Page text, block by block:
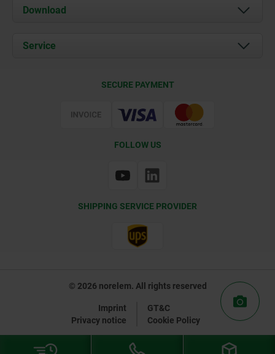
About us
Contact
Download
Service
SECURE PAYMENT
FOLLOW US
SHIPPING SERVICE PROVIDER
© 2026 norelem. All rights reserved
Imprint
GT&C
Privacy notice
Cookie Policy